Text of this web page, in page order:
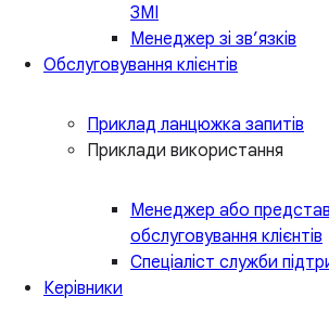
ЗМІ
Менеджер зі зв’язків
Обслуговування клієнтів
Приклад ланцюжка запитів
Приклади використання
Менеджер або
обслуговування клієнтів
Спеціаліст служби
Керівники